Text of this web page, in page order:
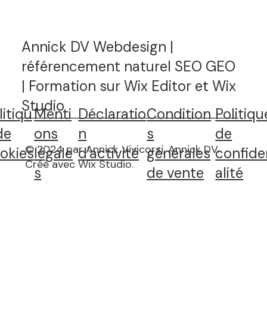
Annick DV Webdesign |
référencement naturel SEO GEO
| Formation sur Wix Editor et Wix
Studio
Menti
ons
légale
s
Déclaratio
n
d'activité
de
alité
Condition
s
générales
de vente
© 2024 par Annick Vivicorsi, Annick DV.
Créé avec Wix Studio.